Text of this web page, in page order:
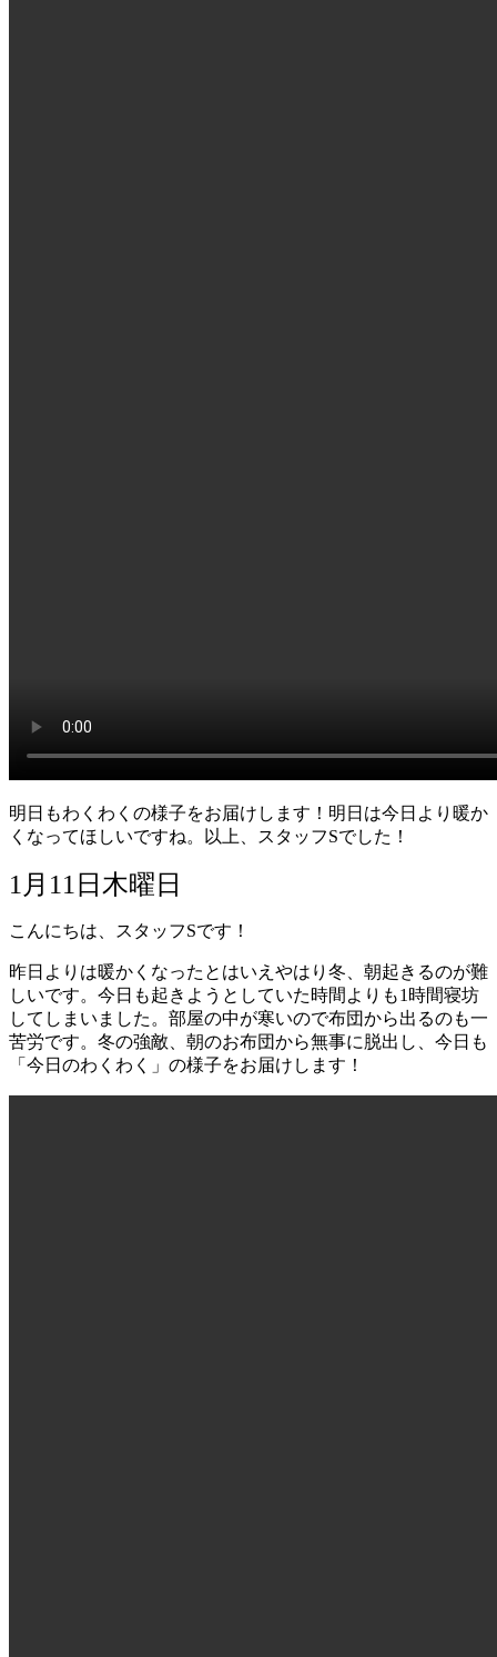
明日もわくわくの様子をお届けします！明日は今日より暖か
くなってほしいですね。以上、スタッフSでした！
1月11日木曜日
こんにちは、スタッフSです！
昨日よりは暖かくなったとはいえやはり冬、朝起きるのが難
しいです。今日も起きようとしていた時間よりも1時間寝坊
してしまいました。部屋の中が寒いので布団から出るのも一
苦労です。冬の強敵、朝のお布団から無事に脱出し、今日も
「今日のわくわく」の様子をお届けします！